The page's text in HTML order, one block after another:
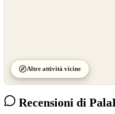
Altre attività vicine
Recensioni di